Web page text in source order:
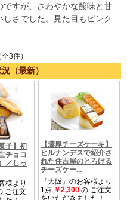
すが、さわやかな酸味と甘
さでした。見た目もピンク
3件）
（最新）